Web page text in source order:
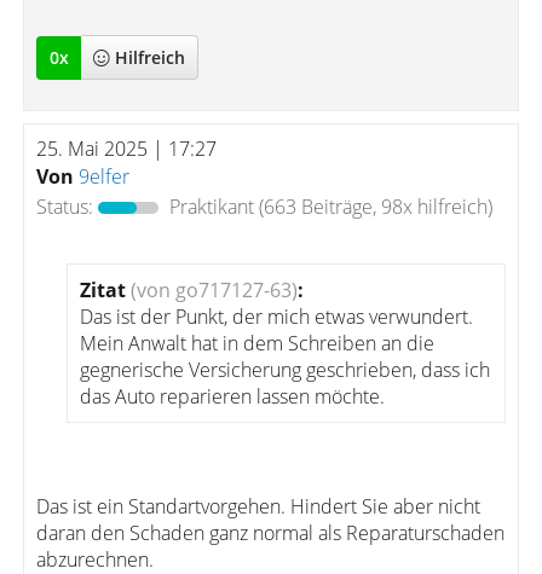
0x Hilfreich
25. Mai 2025 | 17:27
Von 9elfer
Status:
Praktikant(663 Beiträge, 98x hilfreich)
Zitat(von go717127-63):
Das ist der Punkt, der mich etwas verwundert.
Mein Anwalt hat in dem Schreiben an die
gegnerische Versicherung geschrieben, dass ich
das Auto reparieren lassen möchte.
Das ist ein Standartvorgehen. Hindert Sie aber nicht
daran den Schaden ganz normal als Reparaturschaden
abzurechnen.